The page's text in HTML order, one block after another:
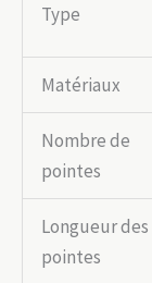
Type
Matériaux
Nombre de
pointes
Longueur des
pointes